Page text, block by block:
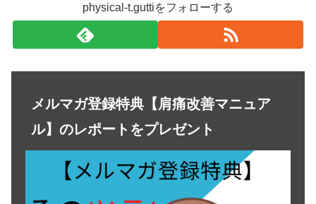
physical-t.guttiをフォローする
メルマガ登録特典【肩痛改善マニュア
ル】のレポートをプレゼント